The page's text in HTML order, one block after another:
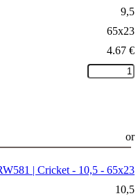
9,5
65x23
4.67 €
or
10,5